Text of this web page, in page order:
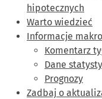
hipotecznych
Warto wiedzieć
Informacje
Komentarz
Dane
Prognozy
Zadbaj o